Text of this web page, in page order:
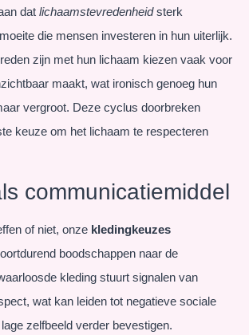
dat lichaamstevredenheidsterk
die mensen investeren in hun uiterlijk.
zijn met hun lichaam kiezen vaak voor
maakt, wat ironisch genoeg hun
vergroot. Deze cyclus doorbreken
keuze om het lichaam te respecteren
communicatiemiddel
of niet, onze kledingkeuzes
boodschappen naar de
kleding stuurt signalen van
wat kan leiden tot negatieve sociale
zelfbeeld verder bevestigen.